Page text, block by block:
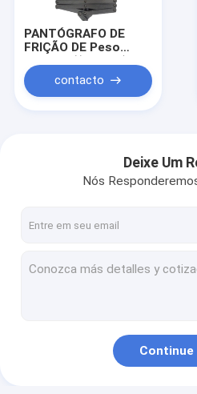
PANTÓGRAFO DE
FRIÇÃO DE Peso
contacto
Deixe Um
Nós
Continue